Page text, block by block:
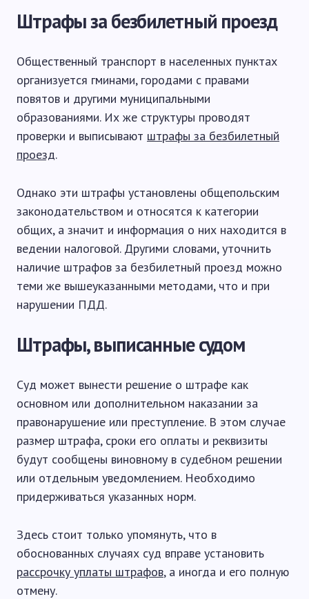
Штрафы за безбилетный проезд
Общественный транспорт в населенных пунктах
организуется гминами, городами с правами
повятов и другими муниципальными
образованиями. Их же структуры проводят
проверки и выписывают штрафы за безбилетный
проезд.
Однако эти штрафы установлены общепольским
законодательством и относятся к категории
общих, а значит и информация о них находится в
ведении налоговой. Другими словами, уточнить
наличие штрафов за безбилетный проезд можно
теми же вышеуказанными методами, что и при
нарушении ПДД.
Штрафы, выписанные судом
Суд может вынести решение о штрафе как
основном или дополнительном наказании за
правонарушение или преступление. В этом случае
размер штрафа, сроки его оплаты и реквизиты
будут сообщены виновному в судебном решении
или отдельным уведомлением. Необходимо
придерживаться указанных норм.
Здесь стоит только упомянуть, что в
обоснованных случаях суд вправе установить
рассрочку уплаты штрафов, а иногда и его полную
отмену.